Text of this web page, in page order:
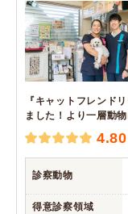
『キャットフレンド
ました！より一層動
4.80
診察動物
得意診察領域